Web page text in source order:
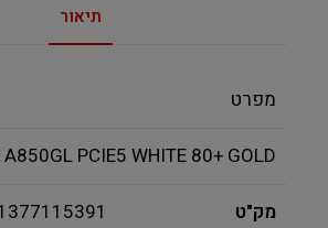
תיאור
מפרט
PCIE5 WHITE 80+ GOLD
מק"ט